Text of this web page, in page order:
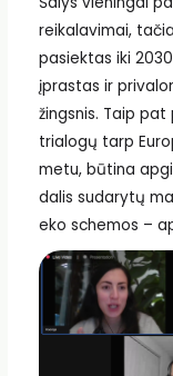
reikalavimai,
pasiektas iki
įprastas ir
žingsnis. Taip
trialogų tarp
metu, būtina
dalis sudarytų
eko schemos –